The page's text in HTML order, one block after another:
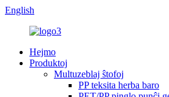
English
Hejmo
Produktoj
Multuzeblaj ŝtofoj
PP teksita herba baro